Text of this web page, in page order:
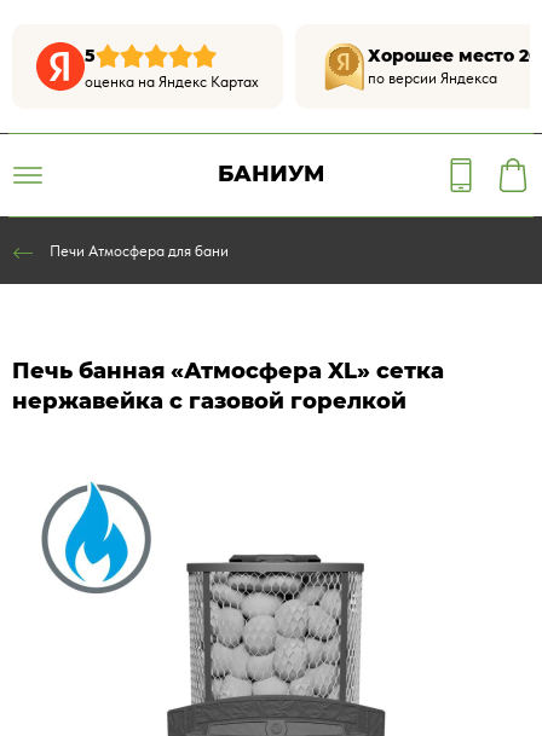
5
оценка на Яндекс Картах
Хорошее место
по версии Яндекса
БАНИУМ
Печи Атмосфера для бани
Печь банная «Атмосфера XL» сетка
нержавейка с газовой горелкой